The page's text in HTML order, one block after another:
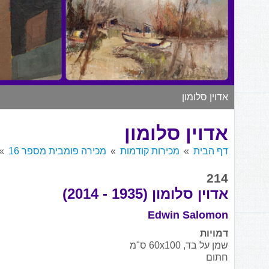
אדוין סלומון
אדוין סלומון
דף הבית מכירות קודמות מכירה פומבית מספר 16
214
אדוין סלומון (1935 - 2014)
Edwin Salomon
דמויות
שמן על בד, 60x100 ס"מ
חתום